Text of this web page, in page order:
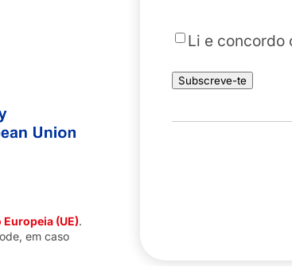
Europeia (UE).
em caso
* Li e concordo
Subscreve-te